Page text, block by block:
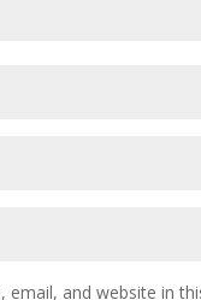
email, and website in